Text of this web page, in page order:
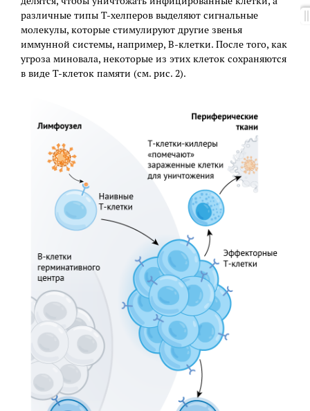
различные типы Т-хелперов выделяют сигнальные
молекулы, которые стимулируют другие звенья
иммунной системы, например, В-клетки. После того, как
угроза миновала, некоторые из этих клеток сохраняются
в виде Т-клеток памяти (см. рис. 2).